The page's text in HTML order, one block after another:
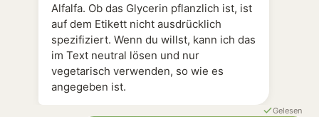
Alfalfa. Ob das Glycerin pflanzlich ist, ist
auf dem Etikett nicht ausdrücklich
spezifiziert. Wenn du willst, kann ich das
im Text neutral lösen und nur
vegetarisch verwenden, so wie es
angegeben ist.
Gelesen